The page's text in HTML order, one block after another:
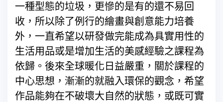
一種型態的垃圾，更慘的是有的還不易回
收，所以除了例行的繪畫與創意能力培養
外，一直希望以研發做完能成為具實用性的
生活用品或是增加生活的美感經驗之課程為
依歸。後來全球暖化日益嚴重，關於課程的
中心思想，漸漸的就融入環保的觀念，希望
作品能夠在不破壞大自然的狀態，或既可實